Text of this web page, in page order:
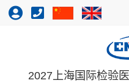
2027上海国际检验